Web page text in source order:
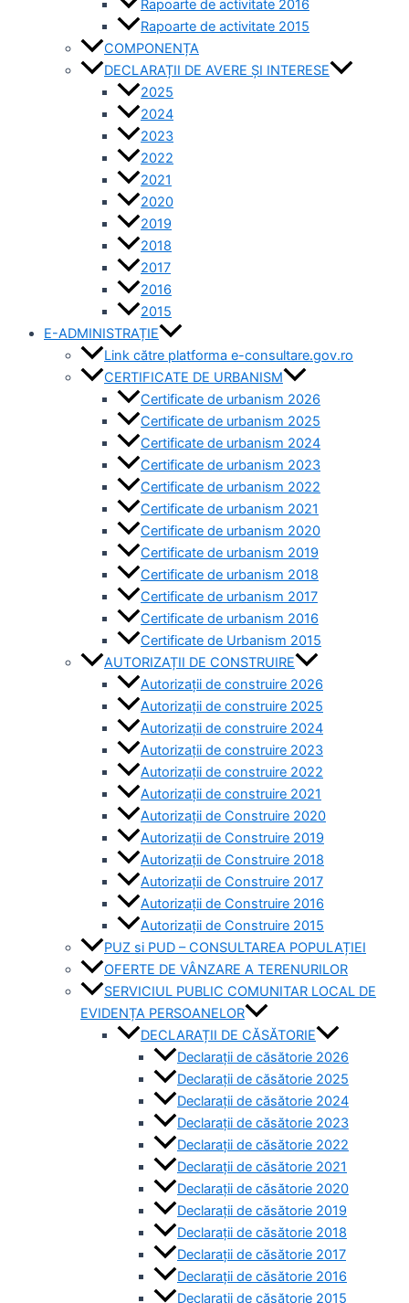
Rapoarte de activitate 2016
Rapoarte de activitate 2015
COMPONENȚA
DECLARAȚII DE AVERE ȘI INTERESE
2025
2024
2023
2022
2021
2020
2019
2018
2017
2016
2015
E-ADMINISTRAȚIE
Link către platforma e-consultare.gov.ro
CERTIFICATE DE URBANISM
Certificate de urbanism 2026
Certificate de urbanism 2025
Certificate de urbanism 2024
Certificate de urbanism 2023
Certificate de urbanism 2022
Certificate de urbanism 2021
Certificate de urbanism 2020
Certificate de urbanism 2019
Certificate de urbanism 2018
Certificate de urbanism 2017
Certificate de urbanism 2016
Certificate de Urbanism 2015
AUTORIZAȚII DE CONSTRUIRE
Autorizații de construire 2026
Autorizații de construire 2025
Autorizații de construire 2024
Autorizații de construire 2023
Autorizații de construire 2022
Autorizații de construire 2021
Autorizații de Construire 2020
Autorizații de Construire 2019
Autorizaţii de Construire 2018
Autorizaţii de Construire 2017
Autorizaţii de Construire 2016
Autorizaţii de Construire 2015
PUZ si PUD – CONSULTAREA POPULAȚIEI
OFERTE DE VÂNZARE A TERENURILOR
SERVICIUL PUBLIC COMUNITAR LOCAL DE
EVIDENȚA PERSOANELOR
DECLARAȚII DE CĂSĂTORIE
Declarații de căsătorie 2026
Declarații de căsătorie 2025
Declarații de căsătorie 2024
Declarații de căsătorie 2023
Declarații de căsătorie 2022
Declarații de căsătorie 2021
Declarații de căsătorie 2020
Declarații de căsătorie 2019
Declarații de căsătorie 2018
Declarații de căsătorie 2017
Declarații de căsătorie 2016
Declarații de căsătorie 2015